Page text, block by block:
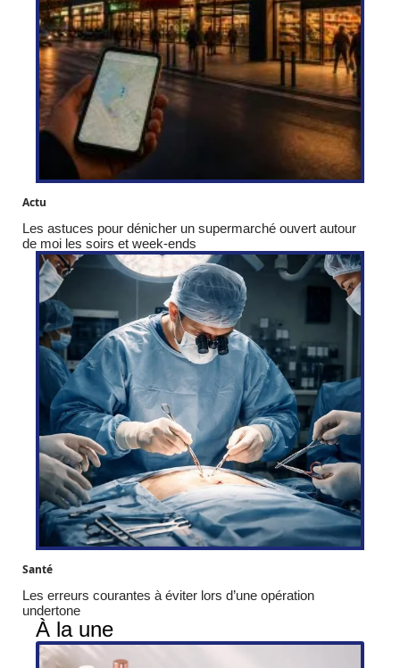
Actu
Les astuces pour dénicher un supermarché ouvert autour
de moi les soirs et week-ends
Santé
Les erreurs courantes à éviter lors d’une opération
undertone
À la une